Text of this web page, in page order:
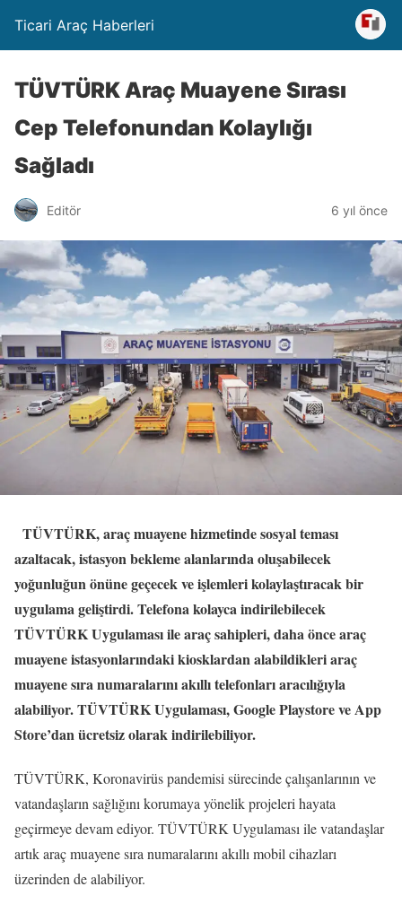
Ticari Araç Haberleri
TÜVTÜRK Araç Muayene Sırası
Cep Telefonundan Kolaylığı
Sağladı
Editör 6 yıl önce
TÜVTÜRK, araç muayene hizmetinde sosyal teması
azaltacak, istasyon bekleme alanlarında oluşabilecek
yoğunluğun önüne geçecek ve işlemleri kolaylaştıracak bir
uygulama geliştirdi. Telefona kolayca indirilebilecek
TÜVTÜRK Uygulaması ile araç sahipleri, daha önce araç
muayene istasyonlarındaki kiosklardan alabildikleri araç
muayene sıra numaralarını akıllı telefonları aracılığıyla
alabiliyor. TÜVTÜRK Uygulaması, Google Playstore ve App
Store’dan ücretsiz olarak indirilebiliyor.
TÜVTÜRK, Koronavirüs pandemisi sürecinde çalışanlarının ve
vatandaşların sağlığını korumaya yönelik projeleri hayata
geçirmeye devam ediyor. TÜVTÜRK Uygulaması ile vatandaşlar
artık araç muayene sıra numaralarını akıllı mobil cihazları
üzerinden de alabiliyor.